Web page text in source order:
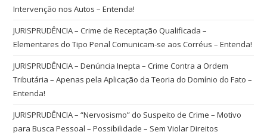
Intervenção nos Autos – Entenda!
JURISPRUDÊNCIA – Crime de Receptação Qualificada –
Elementares do Tipo Penal Comunicam-se aos Corréus – Entenda!
JURISPRUDÊNCIA – Denúncia Inepta – Crime Contra a Ordem
Tributária – Apenas pela Aplicação da Teoria do Domínio do Fato –
Entenda!
JURISPRUDÊNCIA – “Nervosismo” do Suspeito de Crime – Motivo
para Busca Pessoal – Possibilidade – Sem Violar Direitos